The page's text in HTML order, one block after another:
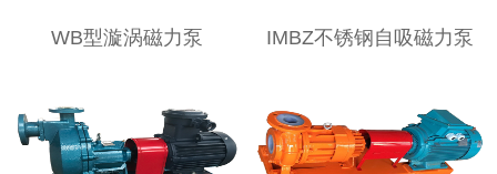
WB型漩涡磁力泵 IMBZ不锈钢自吸磁力泵